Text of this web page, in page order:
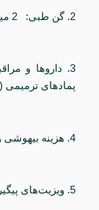
2. گن طبی: 2 میلیون تا 4 میلیون تومان.
3. داروها و
پمادهای ترمیمی (300 هزار تا 2 میلیون تومان).
4. هزینه بیهوشی و اتاق عمل: 10 تا 15 میلیون تومان.
5. ویزیت‌های پیگیری: هر جلسه 200 تا 500 هزار تومان